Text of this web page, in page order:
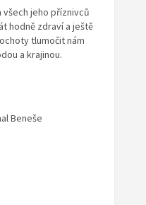
všech jeho příznivců
hodně zdraví a ještě
tlumočit nám
a krajinou.
Beneše